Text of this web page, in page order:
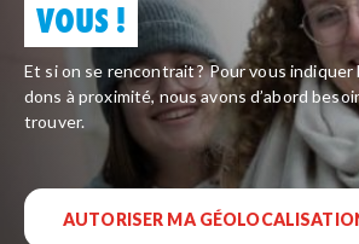
VOUS !
Et si on se rencontrait ? Pour vous indiquer
dons à proximité, nous avons d’abord
trouver.
AUTORISER MA